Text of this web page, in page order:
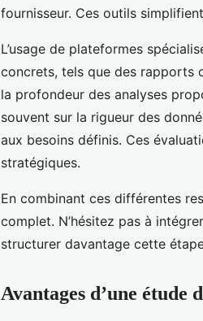
fournisseur. Ces outils
L’usage de plateformes
concrets, tels que des rapports
la profondeur des analyses
souvent sur la rigueur des
aux besoins définis. Ces
stratégiques.
En combinant ces différentes
complet. N’hésitez pas à
structurer davantage cette
Avantages d’une étude